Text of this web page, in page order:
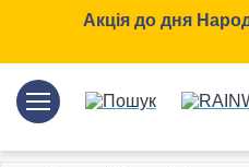
Акція до дня